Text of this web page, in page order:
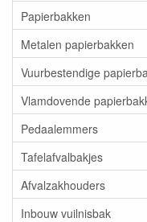
Papierbakken
Metalen papierbakken
Vuurbestendige
Vlamdovende
Pedaalemmers
Tafelafvalbakjes
Afvalzakhouders
Inbouw vuilnisbak